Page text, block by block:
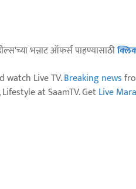
भन्नाट ऑफर्स पाहण्यासाठी
watch Live TV.Breaking news
at SaamTV. GetLive